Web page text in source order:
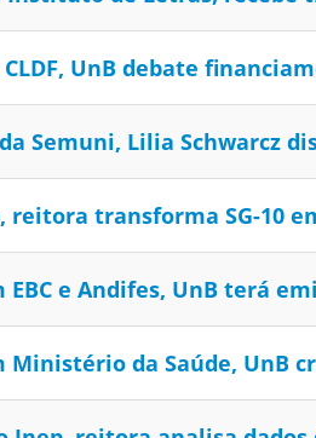
UnB debate
Semuni, Lilia Schwarcz
reitora transforma SG-10
EBC e Andifes, UnB terá
Ministério da Saúde, UnB